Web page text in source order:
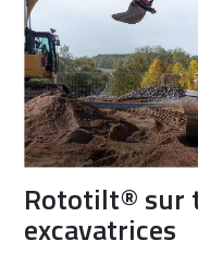
Rototilt® sur
excavatrices